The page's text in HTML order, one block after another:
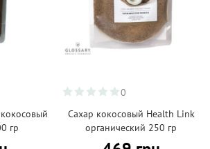
гр
0
Сахар кокосовый Health Link
органический 250 гр